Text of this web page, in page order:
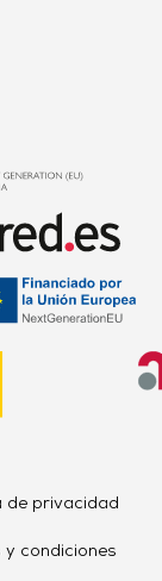
de privacidad
y condiciones